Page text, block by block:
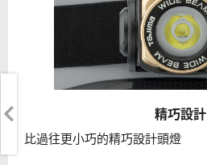
精巧設計
比過往更小巧的精巧設計頭燈